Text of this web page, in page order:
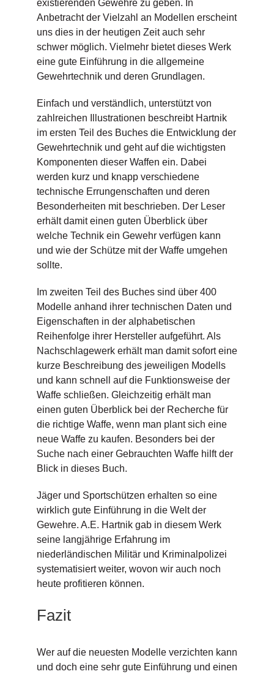
existierenden Gewehre zu geben. In
Anbetracht der Vielzahl an Modellen erscheint
uns dies in der heutigen Zeit auch sehr
schwer möglich. Vielmehr bietet dieses Werk
eine gute Einführung in die allgemeine
Gewehrtechnik und deren Grundlagen.
Einfach und verständlich, unterstützt von
zahlreichen Illustrationen beschreibt Hartnik
im ersten Teil des Buches die Entwicklung der
Gewehrtechnik und geht auf die wichtigsten
Komponenten dieser Waffen ein. Dabei
werden kurz und knapp verschiedene
technische Errungenschaften und deren
Besonderheiten mit beschrieben. Der Leser
erhält damit einen guten Überblick über
welche Technik ein Gewehr verfügen kann
und wie der Schütze mit der Waffe umgehen
sollte.
Im zweiten Teil des Buches sind über 400
Modelle anhand ihrer technischen Daten und
Eigenschaften in der alphabetischen
Reihenfolge ihrer Hersteller aufgeführt. Als
Nachschlagewerk erhält man damit sofort eine
kurze Beschreibung des jeweiligen Modells
und kann schnell auf die Funktionsweise der
Waffe schließen. Gleichzeitig erhält man
einen guten Überblick bei der Recherche für
die richtige Waffe, wenn man plant sich eine
neue Waffe zu kaufen. Besonders bei der
Suche nach einer Gebrauchten Waffe hilft der
Blick in dieses Buch.
Jäger und Sportschützen erhalten so eine
wirklich gute Einführung in die Welt der
Gewehre. A.E. Hartnik gab in diesem Werk
seine langjährige Erfahrung im
niederländischen Militär und Kriminalpolizei
systematisiert weiter, wovon wir auch noch
heute profitieren können.
Fazit
Wer auf die neuesten Modelle verzichten kann
und doch eine sehr gute Einführung und einen